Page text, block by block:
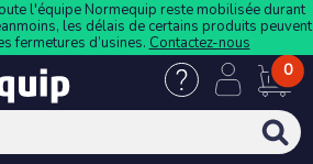
l'équipe Normequip reste mobilisée durant
les délais de certains produits peuvent
fermetures d’usines. Contactez-nous
0